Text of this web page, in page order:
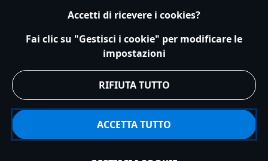
Accetti di ricevere i cookies?
Fai clic su "Gestisci i cookie" per modificare le
impostazioni
RIFIUTA TUTTO
ACCETTA TUTTO